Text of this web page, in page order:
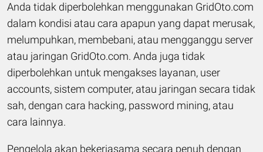
Anda tidak diperbolehkan menggunakan GridOto.com
dalam kondisi atau cara apapun yang dapat merusak,
melumpuhkan, membebani, atau mengganggu server
atau jaringan GridOto.com. Anda juga tidak
diperbolehkan untuk mengakses layanan, user
accounts, sistem computer, atau jaringan secara tidak
sah, dengan cara hacking, password mining, atau
cara lainnya.
Pengelola akan bekerjasama secara penuh dengan